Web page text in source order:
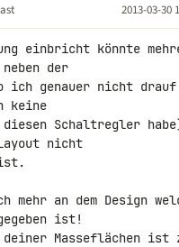
2013-03-30
einbricht könnte
der
ich genauer nicht drauf
keine
Schaltregler
nicht
mehr an dem Design
ist!
deiner Masseflächen ist